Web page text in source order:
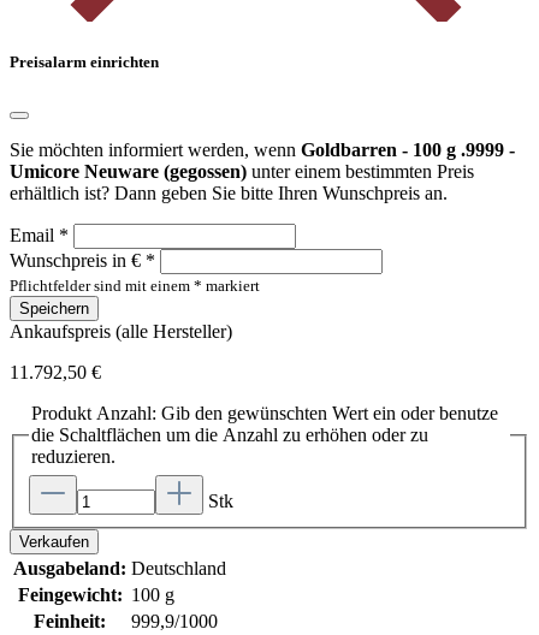
Preisalarm einrichten
Sie möchten informiert werden, wenn Goldbarren - 100 g .9999 -
Umicore Neuware (gegossen) unter einem bestimmten Preis
erhältlich ist? Dann geben Sie bitte Ihren Wunschpreis an.
Email *
Wunschpreis in € *
Pflichtfelder sind mit einem * markiert
Speichern
Ankaufspreis (alle Hersteller)
11.792,50 €
Produkt Anzahl: Gib den gewünschten Wert ein oder benutze
die Schaltflächen um die Anzahl zu erhöhen oder zu
reduzieren.
Stk
Verkaufen
Ausgabeland: Deutschland
Feingewicht: 100 g
Feinheit:
999,9/1000